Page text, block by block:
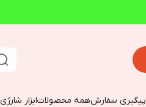
پیگیری سفارشهمه محصولاتابزار شارژی